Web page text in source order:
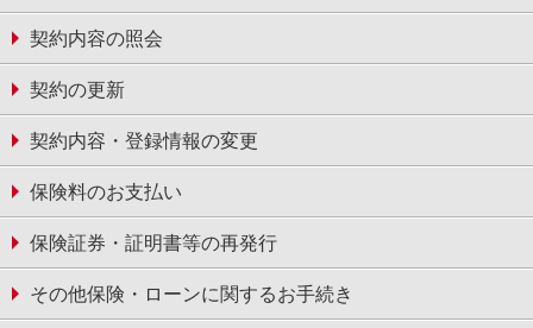
契約内容の照会
契約の更新
契約内容・登録情報の変更
保険料のお支払い
保険証券・証明書等の再発行
その他保険・ローンに関するお手続き